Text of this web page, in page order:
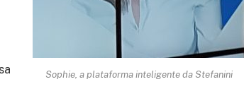
Sophie, a plataforma inteligente da Stefanini